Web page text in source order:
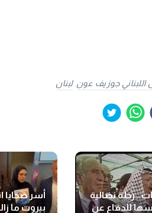
اللبناني جوزيف عون لبنان
رحلة نضالية
للدفاع عن
أسر ضحايا
بيروت ما